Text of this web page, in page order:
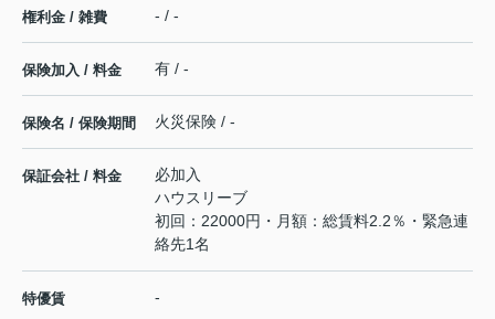
権利金 / 雑費 - / -
保険加入 / 料金 有 / -
保険名 / 保険期間 火災保険 / -
保証会社 / 料金
必加入
ハウスリーブ
初回：22000円・月額：総賃料2.2％・緊急連
絡先1名
特優賃 -